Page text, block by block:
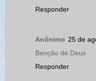
Responder
Anônimo 25 de
Benção de Deus
Responder